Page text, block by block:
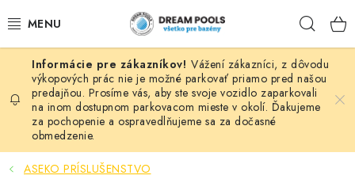
na
BAZÉNY
VÍRIVKY
ASEKO PRÍSLUŠENSTVO
Vážení zákazníci, z dôvodu
výkopových prác nie je možné parkovať priamo pred našou
predajňou. Prosíme vás, aby ste svoje vozidlo zaparkovali
na inom dostupnom parkovacom mieste v okolí. Ďakujeme
za pochopenie a ospravedlňujeme sa za dočasné
obmedzenie.
ASEKO PRÍSLUŠENSTVO